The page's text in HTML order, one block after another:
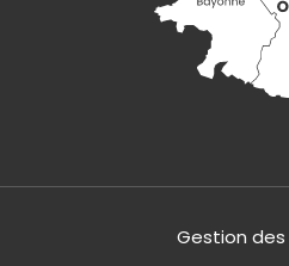
Gestion